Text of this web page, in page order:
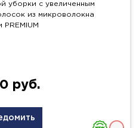
уборки с увеличенным
из микроволокна
PREMIUM
руб.